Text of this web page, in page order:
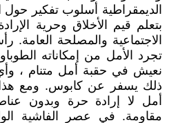
الديمقراطية أسلوب تفكير حول
بتعلم قيم الأخلاق وحرية
الاجتماعية والمصلحة العامة.
تجرد الأمل من إمكاناته
نعيش في حقبة أمل متنام ،
ذلك يسفر عن كابوس. ومع
أمل لا إرادة حرة وبدون
مقاومة. في عصر الفاشية